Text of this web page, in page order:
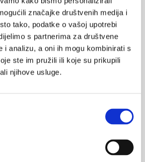
značajke društvenih medija i
tako, podatke o vašoj upotrebi
s partnerima za društvene
i analizu, a oni ih mogu kombinirati s
ste im pružili ili koje su prikupili
njihove usluge.
7. hrvatskom kongresu o urogenitalnim i
s međunarodnim sudjelovanjem,
SVIĐA
MI SE
0